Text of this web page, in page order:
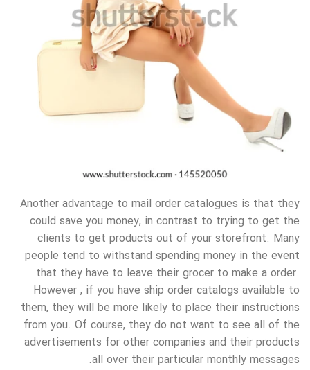
Another advantage to mail order catalogues is that they
could save you money, in contrast to trying to get the
clients to get products out of your storefront. Many
people tend to withstand spending money in the event
that they have to leave their grocer to make a order.
However , if you have ship order catalogs available to
them, they will be more likely to place their instructions
from you. Of course, they do not want to see all of the
advertisements for other companies and their products
all over their particular monthly messages.